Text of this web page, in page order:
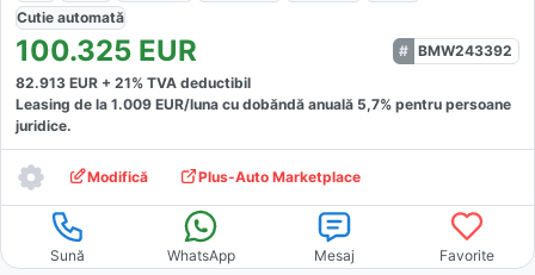
Cutie automată
100.325 EUR
BMW243392
82.913 EUR + 21% TVA deductibil
Leasing de la 1.009 EUR/luna cu dobăndă anuală 5,7% pentru persoane
juridice.
Modifică Plus-Auto Marketplace
Sună WhatsApp Mesaj Favorite